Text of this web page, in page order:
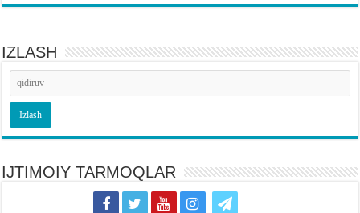
IZLASH
IJTIMOIY TARMOQLAR